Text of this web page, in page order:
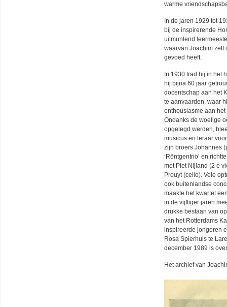
warme
In de jaren 1929 tot
bij de inspirerende
uitmuntend
waarvan Joachim zelf
gevoed heeft.
In 1930 trad hij in het
hij bijna 60 jaar
docentschap aan het
te aanvaarden, waar
enthousiasme aan
Ondanks de woelige
opgelegd werden,
musicus en leraar
zijn broers Johannes
‘Röntgentrio’ en
met Piet Nijland (2 e
Preuyt (cello). Vele
ook buitenlandse
maakte het kwartet
in de vijftiger jaren
drukke bestaan van
van het Rotterdams
inspireerde jongeren
Rosa Spierhuis te
december 1989 is
Het archief van